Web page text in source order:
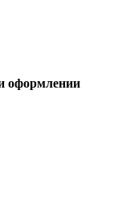
оформлении